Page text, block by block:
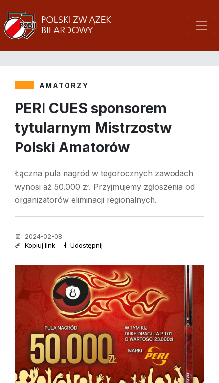
AMATORZY
PERI CUES sponsorem
tytularnym Mistrzostw
Polski Amatorów
Łączna pula nagród w tegorocznych zawodach
wynosi aż 50.000 zł. Przyjmujemy zgłoszenia od
organizatorów eliminacji regionalnych.
2024-02-08
Kopiuj link
Udostępnij